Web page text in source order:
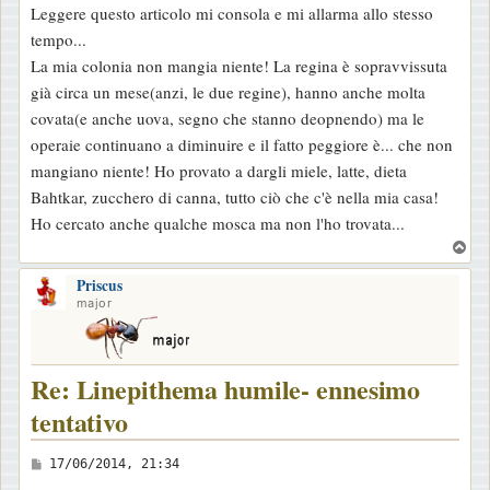
s
s
a
g
g
i
o
Leggere questo articolo mi consola e mi allarma allo stesso
tempo...
La mia colonia non mangia niente! La regina è sopravvissuta
già circa un mese(anzi, le due regine), hanno anche molta
covata(e anche uova, segno che stanno deopnendo) ma le
operaie continuano a diminuire e il fatto peggiore è... che non
mangiano niente! Ho provato a dargli miele, latte, dieta
Bahtkar, zucchero di canna, tutto ciò che c'è nella mia casa!
Ho cercato anche qualche mosca ma non l'ho trovata...
o
Priscus
major
Re: Linepithema humile- ennesimo
tentativo
M
17/06/2014, 21:34